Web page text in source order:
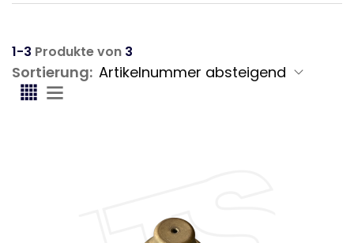
1-3 Produkte von 3
Sortierung: